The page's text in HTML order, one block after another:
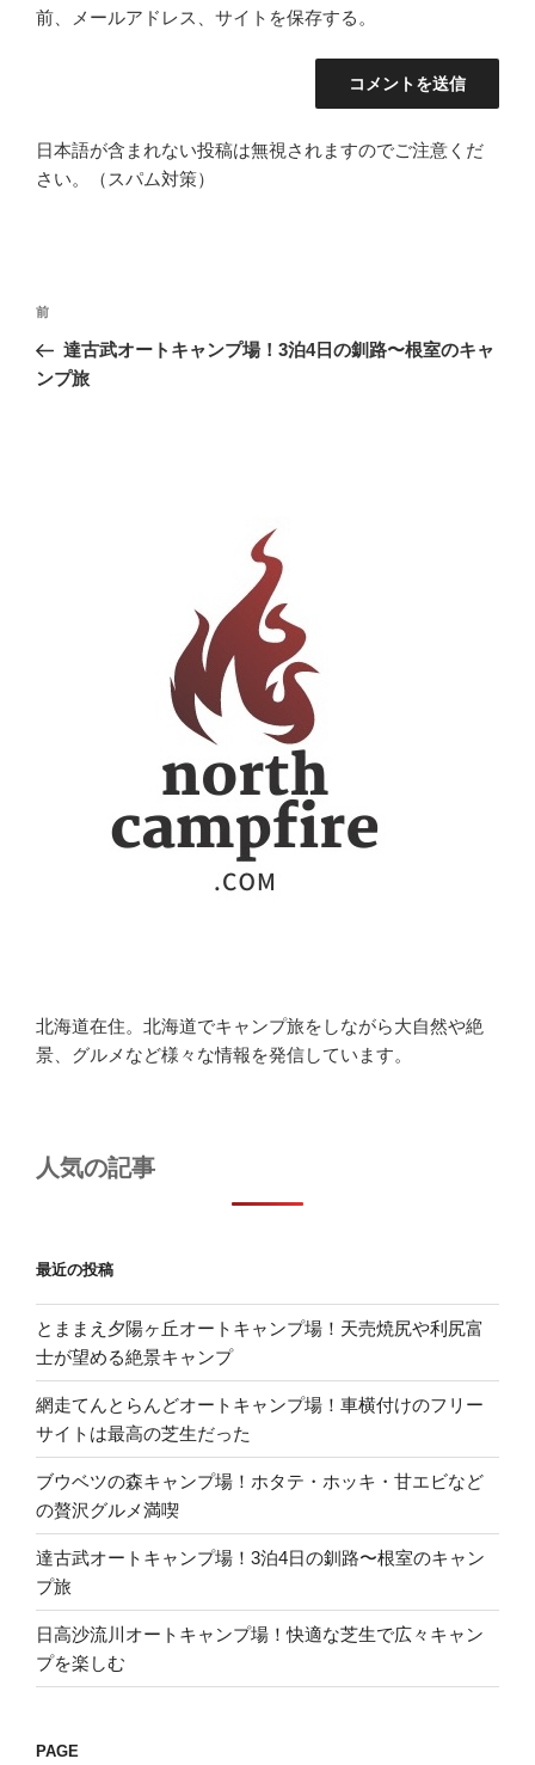
前、メールアドレス、サイトを保存する。
日本語が含まれない投稿は無視されますのでご注意くだ
さい。（スパム対策）
投
ナ
前
の
投
前
達古武オートキャンプ場！3泊4日の釧路〜根室のキャ
ンプ旅
北海道在住。北海道でキャンプ旅をしながら大自然や絶
景、グルメなど様々な情報を発信しています。
人気の記事
最近の投稿
とままえ夕陽ヶ丘オートキャンプ場！天売焼尻や利尻富
士が望める絶景キャンプ
網走てんとらんどオートキャンプ場！車横付けのフリー
サイトは最高の芝生だった
ブウベツの森キャンプ場！ホタテ・ホッキ・甘エビなど
の贅沢グルメ満喫
達古武オートキャンプ場！3泊4日の釧路〜根室のキャン
プ旅
日高沙流川オートキャンプ場！快適な芝生で広々キャン
プを楽しむ
PAGE